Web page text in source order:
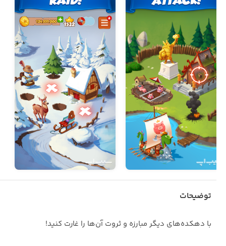
توضیحات
با دهکده‌های دیگر مبارزه و ثروت آن‌ها را غارت کنید!